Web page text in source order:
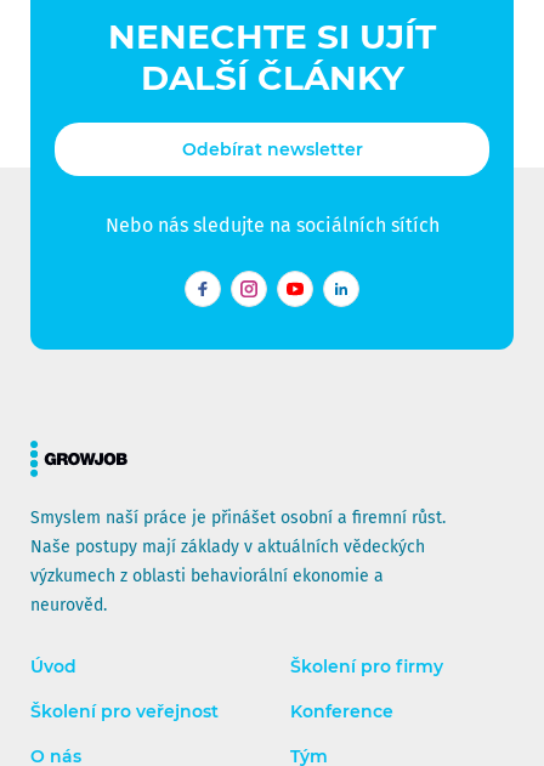
NENECHTE SI UJÍT
DALŠÍ ČLÁNKY
Odebírat newsletter
Nebo nás sledujte na sociálních sítích
FacebookInstagramYouTubeLinkedIn
Smyslem naší práce je přinášet osobní a firemní růst.
Naše postupy mají základy v aktuálních vědeckých
výzkumech z oblasti behaviorální ekonomie a
neurověd.
Úvod Školení pro firmy
Školení pro veřejnost Konference
O nás Tým